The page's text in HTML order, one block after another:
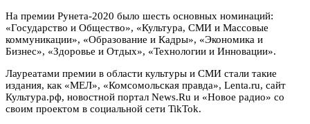
На премии Рунета-2020 было шесть основных номинаций:
«Государство и Общество», «Культура, СМИ и Массовые
коммуникации», «Образование и Кадры», «Экономика и
Бизнес», «Здоровье и Отдых», «Технологии и Инновации».
Лауреатами премии в области культуры и СМИ стали такие
издания, как «МЕЛ», «Комсомольская правда», Lenta.ru, сайт
Культура.рф, новостной портал News.Ru и «Новое радио» со
своим проектом в социальной сети TikTok.